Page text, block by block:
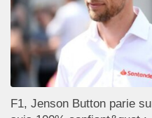
F1, Jenson Button parie